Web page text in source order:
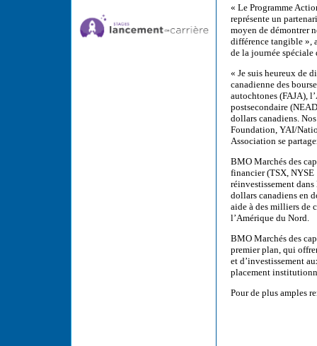
« Le Programme
représente un
moyen de démontrer
différence tangible »,
de la journée spéciale
« Je suis heureux de
canadienne des
autochtones (FAJA),
postsecondaire
dollars canadiens.
Foundation, YAI/
Association se
BMO Marchés des
financier (TSX,
réinvestissement
dollars canadiens en
aide à des milliers de
l’Amérique du Nord.
BMO Marchés des
premier plan, qui
et d’investissement
placement
Pour de plus amples